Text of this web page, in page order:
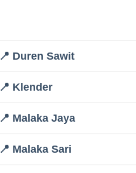
📍 Duren Sawit
📍 Klender
📍 Malaka Jaya
📍 Malaka Sari